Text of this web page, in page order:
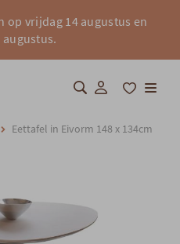
op vrijdag 14 augustus en
Eettafel in Eivorm 148 x 134cm